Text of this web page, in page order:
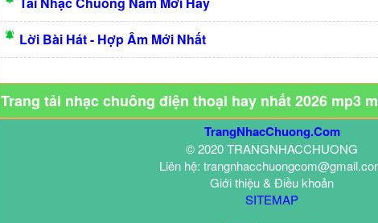
Lời Bài Hát - Hợp Âm Mới Nhất
Trang tải nhạc chuông điện thoại hay nhất 2026 mp3
TrangNhacChuong.Com
© 2020 TRANGNHACCHUONG
Liên hệ:
Giới thiệu & Điều khoản
SITEMAP